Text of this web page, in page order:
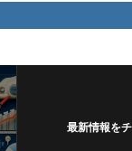
最新情報を